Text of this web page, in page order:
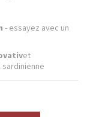
- essayez avec un
et
sardinienne